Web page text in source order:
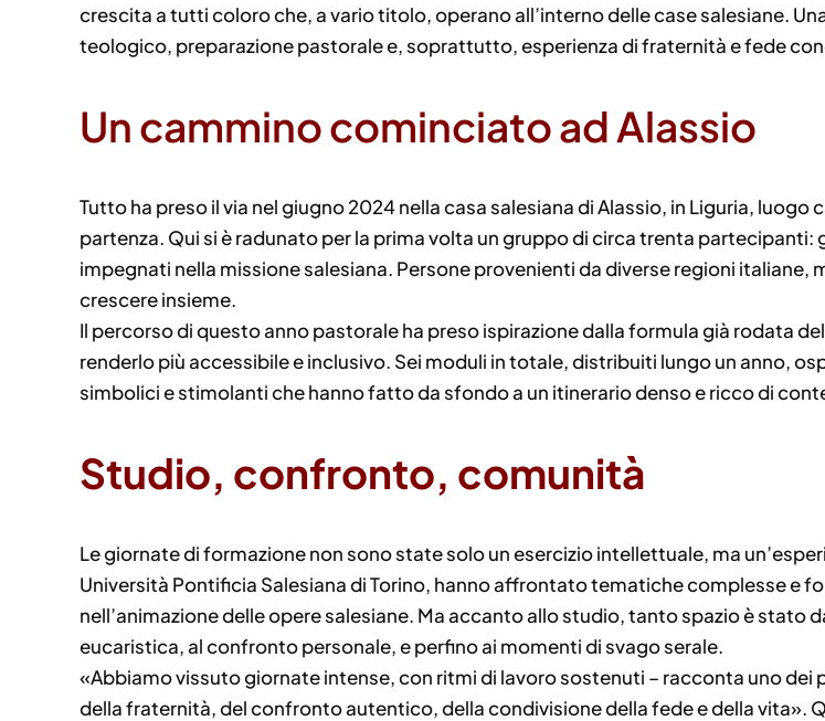
crescita a tutti coloro che, a vario titolo, operano all’interno delle case salesiane.
teologico, preparazione pastorale e, soprattutto, esperienza di fraternità e fede
Un cammino cominciato ad Alassio
Tutto ha preso il via nel giugno 2024 nella casa salesiana di Alassio, in Liguria,
partenza. Qui si è radunato per la prima volta un gruppo di circa trenta
impegnati nella missione salesiana. Persone provenienti da diverse regioni
crescere insieme.
Il percorso di questo anno pastorale ha preso ispirazione dalla formula già rodata del
renderlo più accessibile e inclusivo. Sei moduli in totale, distribuiti lungo un anno,
simbolici e stimolanti che hanno fatto da sfondo a un itinerario denso e ricco di
Studio, confronto, comunità
Le giornate di formazione non sono state solo un esercizio intellettuale, ma
Università Pontificia Salesiana di Torino, hanno affrontato tematiche complesse e
nell’animazione delle opere salesiane. Ma accanto allo studio, tanto spazio è stato
eucaristica, al confronto personale, e perfino ai momenti di svago serale.
«Abbiamo vissuto giornate intense, con ritmi di lavoro sostenuti – racconta uno
della fraternità, del confronto autentico, della condivisione della fede e della vita».